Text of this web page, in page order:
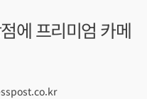
에 프리미엄 카메